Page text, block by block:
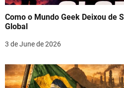
Como o Mundo Geek Deixou de
Global
3 de June de 2026